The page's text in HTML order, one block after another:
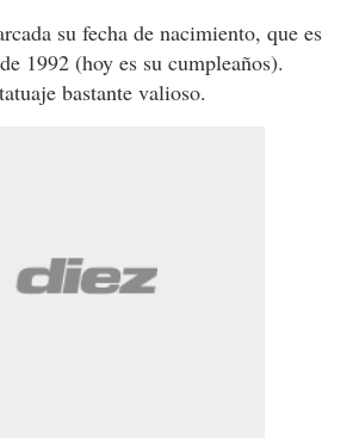
su fecha de nacimiento, que es
1992 (hoy es su cumpleaños).
bastante valioso.